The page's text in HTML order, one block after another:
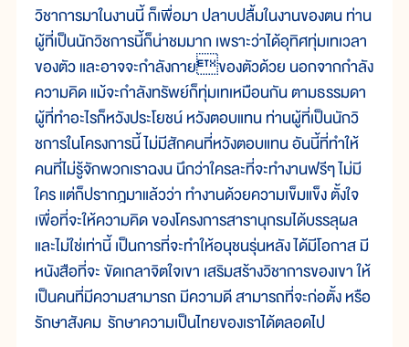
วิชาการมาในงานนี้ ก็เพื่อมา ปลาบปลื้มในงานของตน ท่าน
ผู้ที่เป็นนักวิชการนี้ก็น่าชมมาก เพราะว่าได้อุทิศทุ่มเทเวลา
ของตัว และอาจจะกำลังกายของตัวด้วย นอกจากกำลัง
ความคิด แม้จะกำลังทรัพย์ก็ทุ่มเทเหมือนกัน ตามธรรมดา
ผู้ที่ทำอะไรก็หวังประโยชน์ หวังตอบแทน ท่านผู้ที่เป็นนักวิ
ชการในโครงการนี้ ไม่มีสักคนที่หวังตอบแทน อันนี้ที่ทำให้
คนที่ไม่รู้จักพวกเราฉงน นึกว่าใครละที่จะทำงานฟรีๆ ไม่มี
ใคร แต่ก็ปรากฎมาแล้วว่า ทำงานด้วยความเข็มแข็ง ตั้งใจ
เพื่อที่จะให้ความคิด ของโครงการสารานุกรมได้บรรลุผล
และไม่ใช่เท่านี้ เป็นการที่จะทำให้อนุชนรุ่นหลัง ได้มีโอกาส มี
หนังสือที่จะ ขัดเกลาจิตใจเขา เสริมสร้างวิชาการของเขา ให้
เป็นคนที่มีความสามารถ มีความดี สามารถที่จะก่อตั้ง หรือ
รักษาสังคม รักษาความเป็นไทยของเราได้ตลอดไป